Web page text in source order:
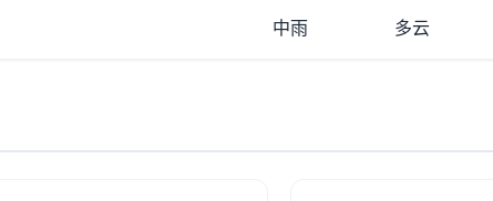
中雨 多云